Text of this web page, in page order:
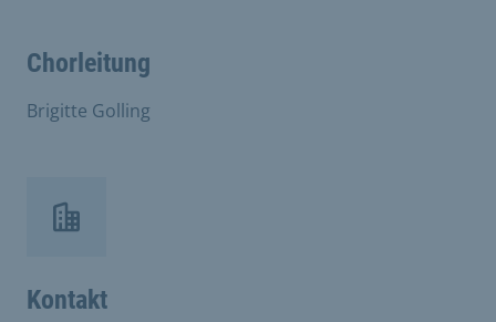
Chorleitung
Brigitte Golling
Kontakt